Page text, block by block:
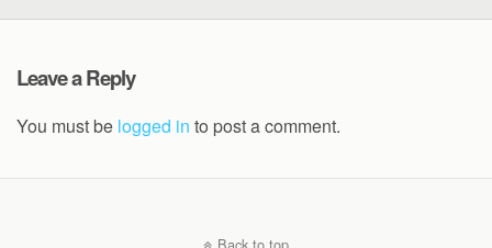
Leave a Reply
You must be logged in to post a comment.